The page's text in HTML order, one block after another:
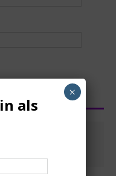
in als
×